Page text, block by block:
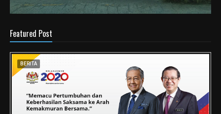
Featured Post
BERITA